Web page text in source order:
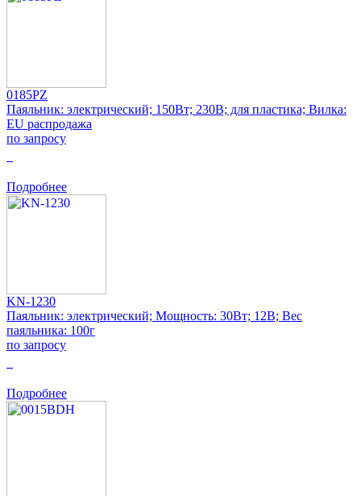
0185PZ
Паяльник: электрический; 150Вт; 230В; для пластика; Вилка:
EU распродажа
по запросу
Подробнее
KN-1230
Паяльник: электрический; Мощность: 30Вт; 12В; Вес
паяльника: 100г
по запросу
Подробнее